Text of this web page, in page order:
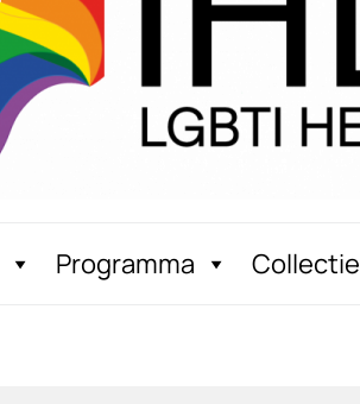
Programma Collectie